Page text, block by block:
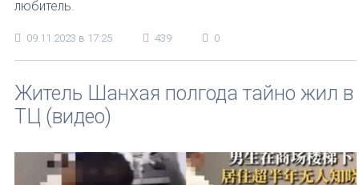
любитель.
09.11.2023 в 17:25 439 0
Житель Шанхая полгода тайно жил в
ТЦ (видео)